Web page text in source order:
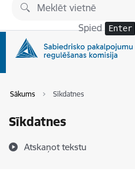
Pāriet uz lapas saturu
Spied Enter
Sākums Sīkdatnes
Sīkdatnes
Atskaņot tekstu